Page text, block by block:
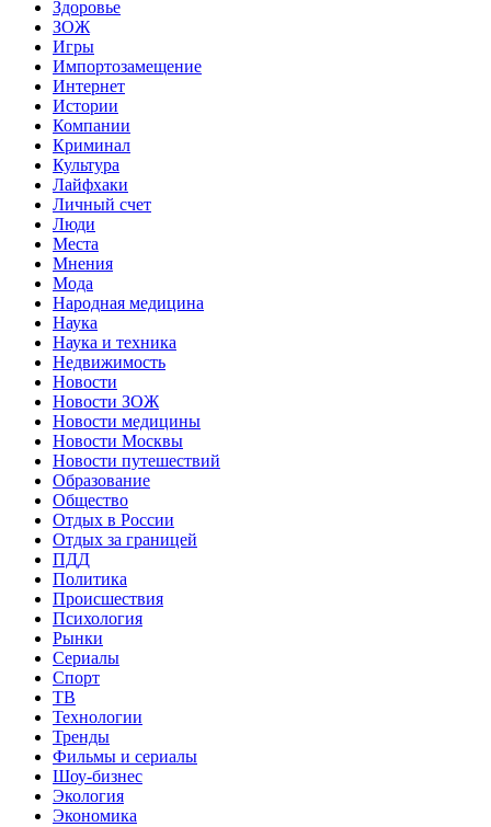
Здоровье
ЗОЖ
Игры
Импортозамещение
Интернет
Истории
Компании
Криминал
Культура
Лайфхаки
Личный счет
Люди
Места
Мнения
Мода
Народная медицина
Наука
Наука и техника
Недвижимость
Новости
Новости ЗОЖ
Новости медицины
Новости Москвы
Новости путешествий
Образование
Общество
Отдых в России
Отдых за границей
ПДД
Политика
Происшествия
Психология
Рынки
Сериалы
Спорт
ТВ
Технологии
Тренды
Фильмы и сериалы
Шоу-бизнес
Экология
Экономика